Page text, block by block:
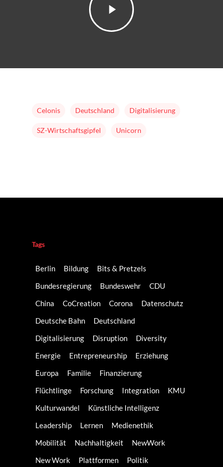
Celonis Deutschland Digitalisierung
SZ-Wirtschaftsgipfel Unicorn
Tags
Berlin Bildung
Bits & Pretzels
Bundesregierung
Bundeswehr
CDU
China
CoCreation Corona
Datenschutz
Deutsche Bahn
Deutschland
Digitalisierung
Disruption
Diversity
Energie
Entrepreneurship
Erziehung
Europa
Familie
Finanzierung
Flüchtlinge
Forschung Integration
KMU
Kulturwandel
Künstliche Intelligenz
Leadership
Lernen
Medienethik
Mobilität
Nachhaltigkeit
NewWork
New Work
Plattformen
Politik
Folgen
Changeriders
Nominieren
Buch